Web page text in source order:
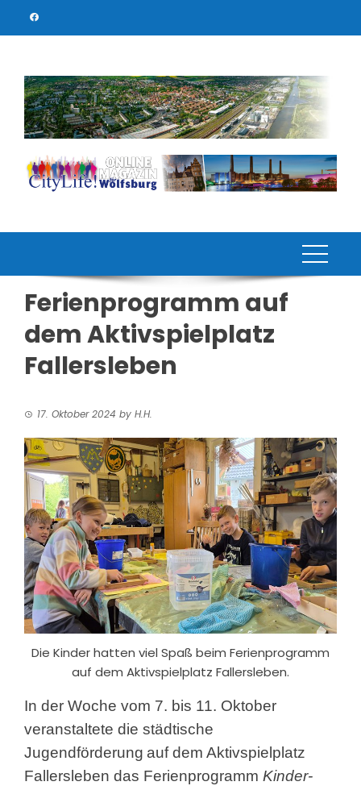
Ferienprogramm auf
dem Aktivspielplatz
Fallersleben
17. Oktober 2024 by H.H.
Die Kinder hatten viel Spaß beim Ferienprogramm
auf dem Aktivspielplatz Fallersleben.
In der Woche vom 7. bis 11. Oktober
veranstaltete die städtische
Jugendförderung auf dem Aktivspielplatz
Fallersleben das Ferienprogramm Kinder-